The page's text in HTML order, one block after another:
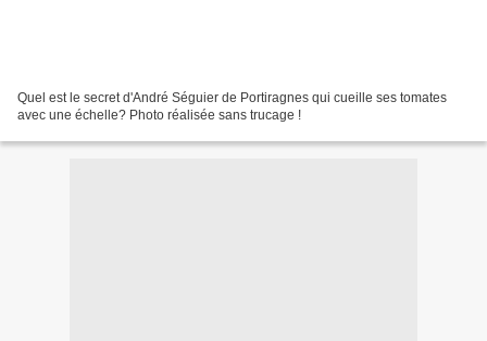
Quel est le secret d'André Séguier de Portiragnes qui cueille ses tomates
avec une échelle? Photo réalisée sans trucage !